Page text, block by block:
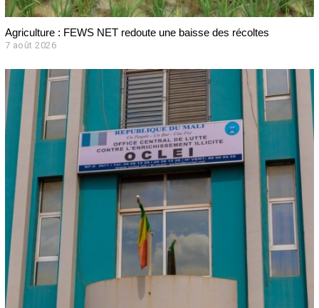
Agriculture : FEWS NET redoute une baisse des récoltes
7 août 2026
o
û
0
2